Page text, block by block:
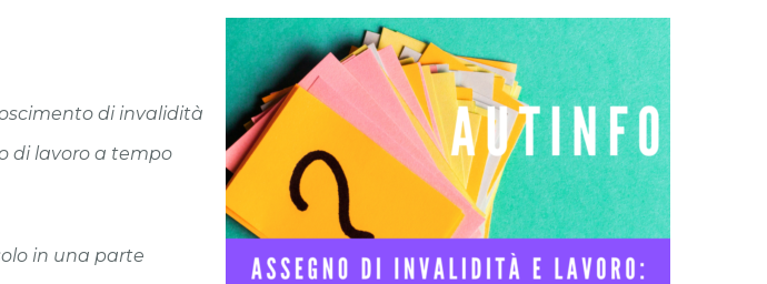
di invalidità
di lavoro a tempo
in una parte